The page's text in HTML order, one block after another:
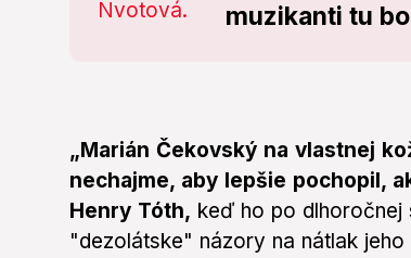
muzikanti tu
„Marián Čekovský na vlastnej
nechajme, aby lepšie pochopil,
Henry Tóth, keď ho po dlhoročnej
"dezolátske" názory na nátlak